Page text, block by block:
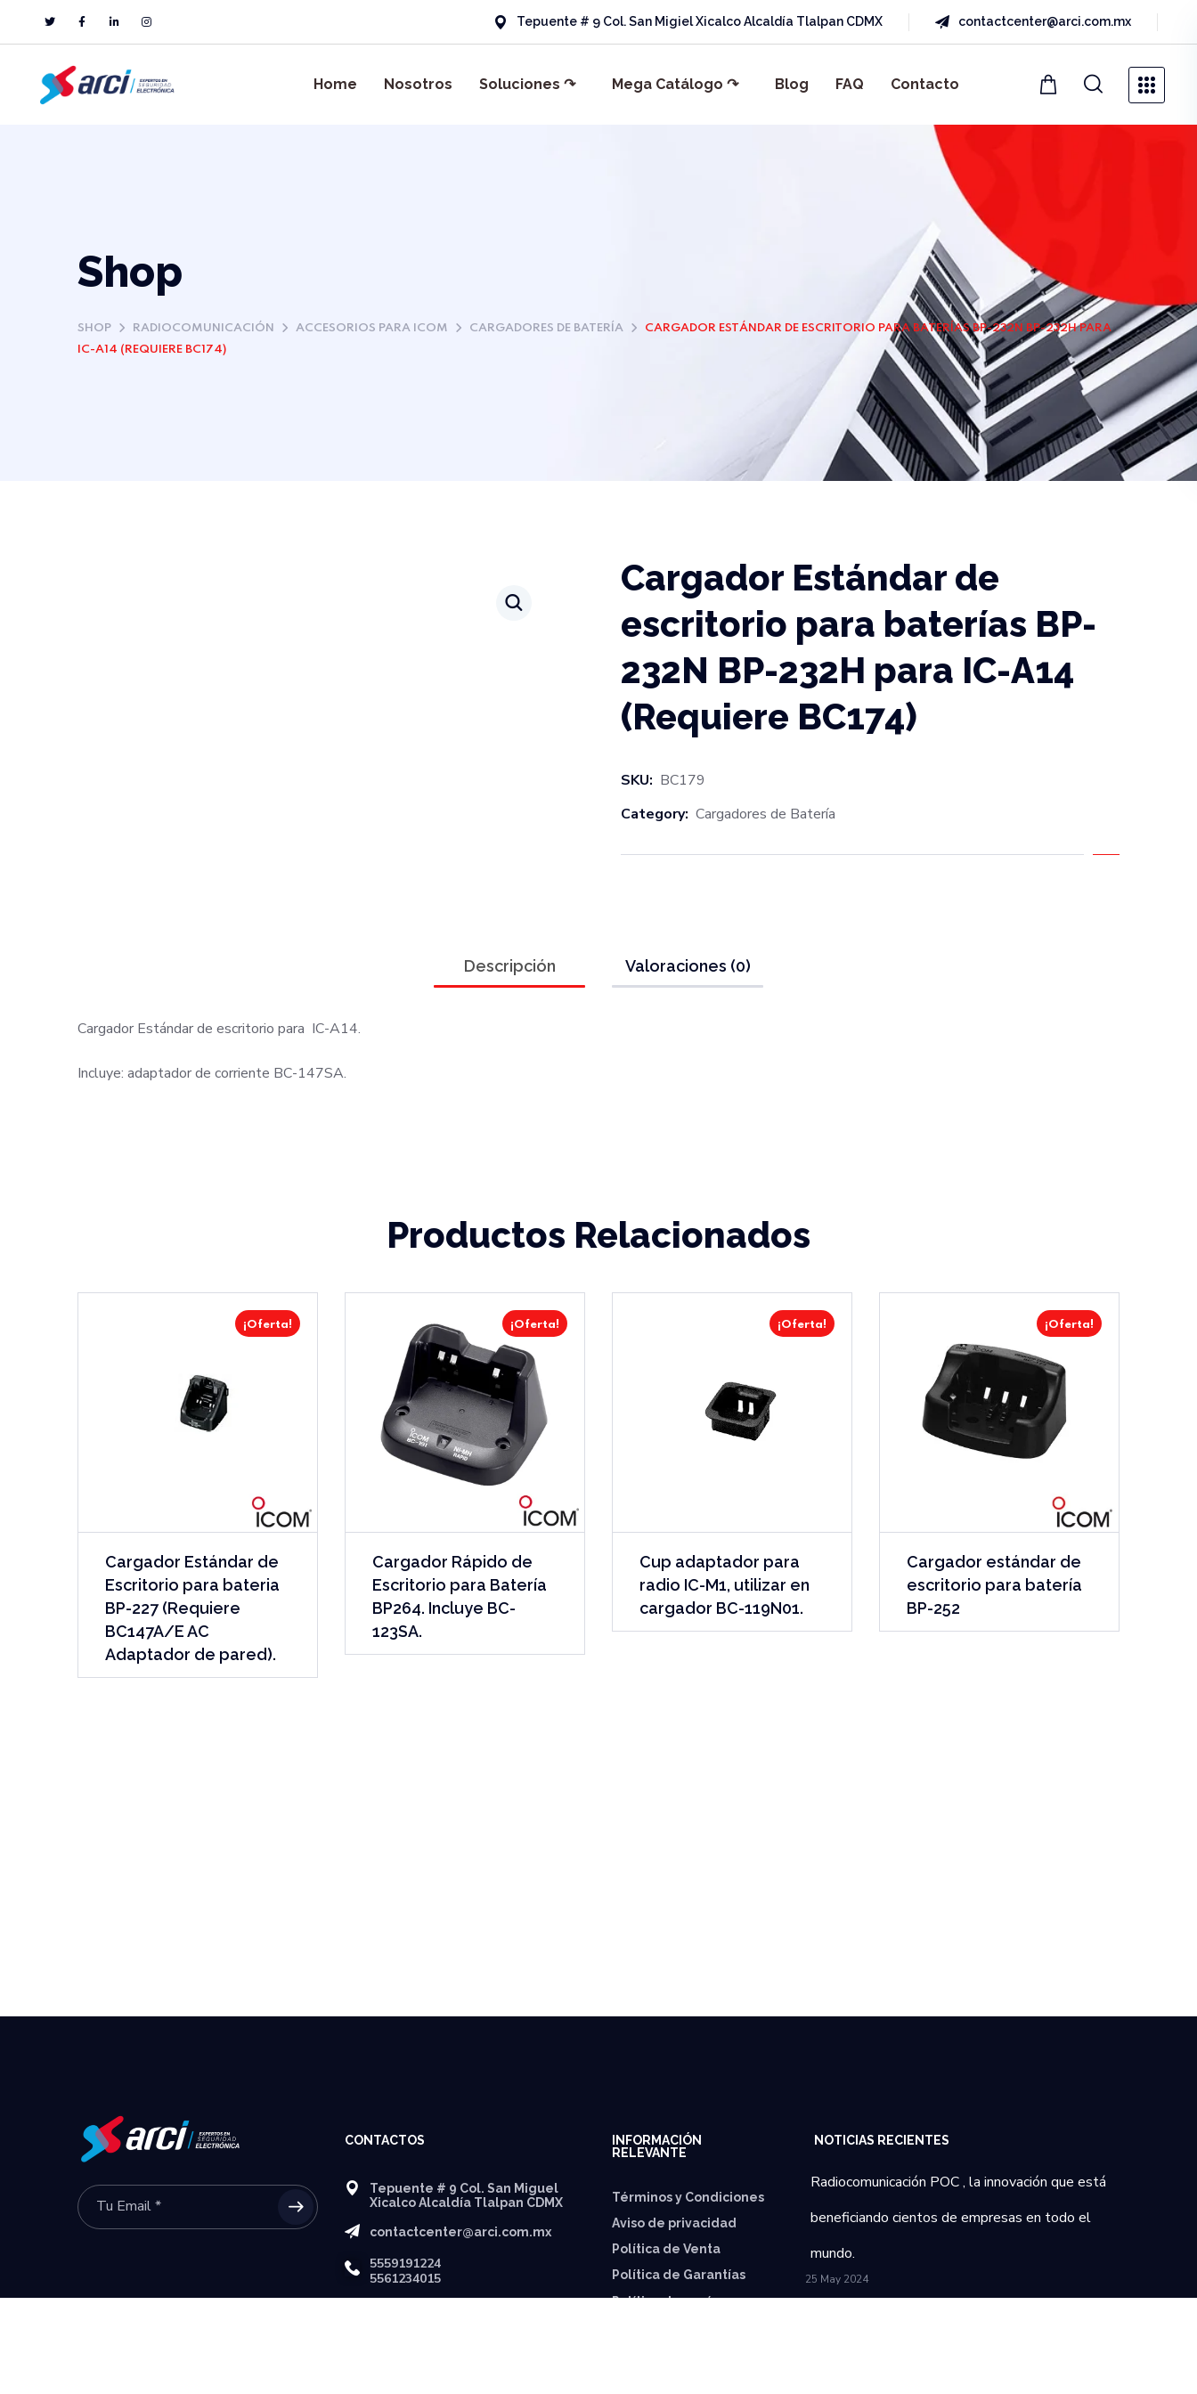
Tepuente # 9 Col. San Migiel Xicalco Alcaldía Tlalpan CDMX contactcenter@arci.com.mx
Home Nosotros Soluciones ↷ Mega Catálogo ↷ Blog FAQ Contacto
Shop
SHOP RADIOCOMUNICACIÓN ACCESORIOS PARA ICOM CARGADORES DE BATERÍA
CARGADOR ESTÁNDAR DE ESCRITORIO PARA BATERÍAS BP-232N BP-232H PARA
IC-A14 (REQUIERE BC174)
Cargador Estándar de
escritorio para baterías BP-
232N BP-232H para IC-A14
(Requiere BC174)
SKU: BC179
Category: Cargadores de Batería
Descripción Valoraciones (0)
Cargador Estándar de escritorio para IC-A14.
Incluye: adaptador de corriente BC-147SA.
Productos Relacionados
¡Oferta!
Cargador Estándar de
Escritorio para bateria
BP-227 (Requiere
BC147A/E AC
Adaptador de pared).
¡Oferta!
Cargador Rápido de
Escritorio para Batería
BP264. Incluye BC-
123SA.
¡Oferta!
Cup adaptador para
radio IC-M1, utilizar en
cargador BC-119N01.
¡Oferta!
Cargador estándar de
escritorio para batería
BP-252
CONTACTOS
Tepuente # 9 Col. San Miguel
Xicalco Alcaldía Tlalpan CDMX
contactcenter@arci.com.mx
5559191224
5561234015
INFORMACIÓN
RELEVANTE
Términos y Condiciones
Aviso de privacidad
Política de Venta
Política de Garantías
⁠Política de envíos
NOTICIAS RECIENTES
Radiocomunicación POC , la innovación que está
beneficiando cientos de empresas en todo el
mundo.
25 May 2024